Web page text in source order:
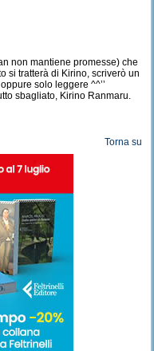
non mantiene promesse) che
si tratterà di Kirino, scriverò un
solo leggere ^^’’
sbagliato, Kirino Ranmaru.
Torna su